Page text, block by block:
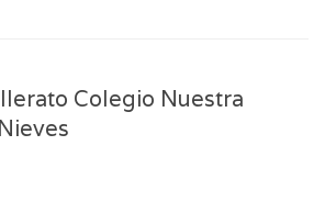
Colegio Nuestra